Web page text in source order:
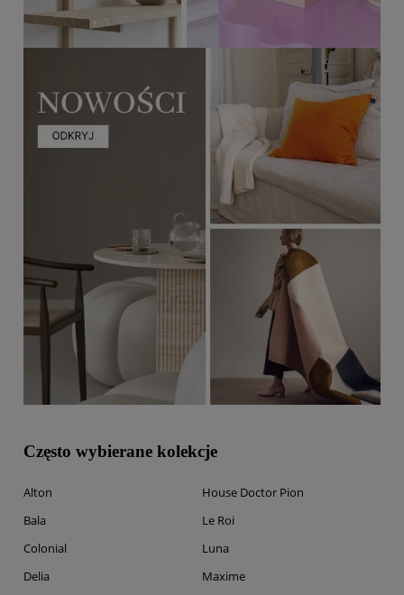
Często wybierane kolekcje
Alton
Bala
Colonial
Delia
House Doctor Pion
Le Roi
Luna
Maxime